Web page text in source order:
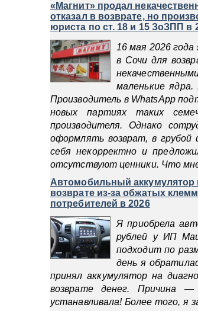
«Магнит» продал
отказал в возврате, но
юриста по ст. 18 и 15 ЗоЗПП в
16 мая 2026
в Сочи для
маленькие
Производитель в WhatsApp
новых партиях таких
производителя. Однако
оформлять возврат, в грубой
себя некорректно и
отсутствуют ценники. Что
Автомобильный аккумулятор
возврате из-за обжатых
потребителей в 2026
Я приобрела
рублей у ИП
подходит по
день я
принял аккумулятор на
возврате денег. Причина
устанавливала! Более того, я